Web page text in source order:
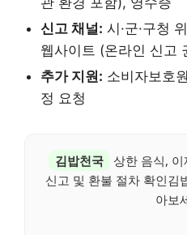
신고 채널: 시·군·구청
웹사이트 (온라인 신고
추가 지원: 소비자보호
정 요청
김밥천국
상한 음식,
신고 및 환불 절차 확인김
아보